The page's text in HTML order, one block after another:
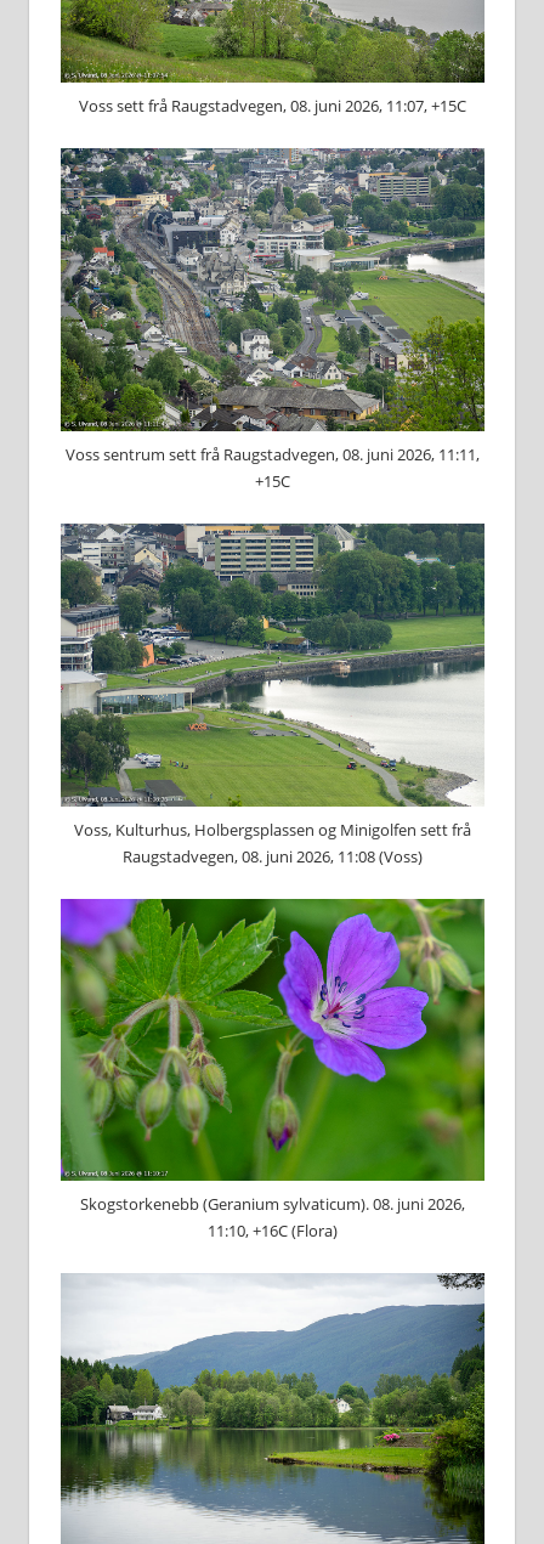
Voss sett frå Raugstadvegen, 08. juni 2026, 11:07, +15C
Voss sentrum sett frå Raugstadvegen, 08. juni 2026, 11:11,
+15C
Voss, Kulturhus, Holbergsplassen og Minigolfen sett frå
Raugstadvegen, 08. juni 2026, 11:08 (Voss)
S⁠kogstorkenebb (G⁠eranium sylvaticum). 08. juni 2026,
11:10, +16C (Flora)